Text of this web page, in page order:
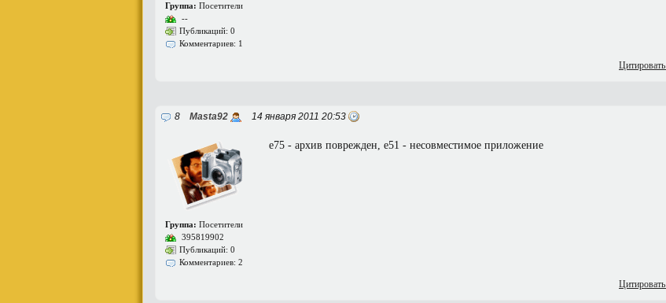
Группа: Посетители
--
Публикаций: 0
Комментариев: 1
Цитировать
8 Masta92 14 января 2011 20:53
Группа: Посетители
395819902
Публикаций: 0
Комментариев: 2
e75 - архив поврежден, е51 - несовместимое приложение
Цитировать